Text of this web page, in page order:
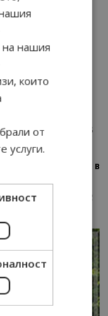
може да се
05/08/2026 08:28
заради грешки в
13/07/2026 09:02
на нашия
които
от
услуги.